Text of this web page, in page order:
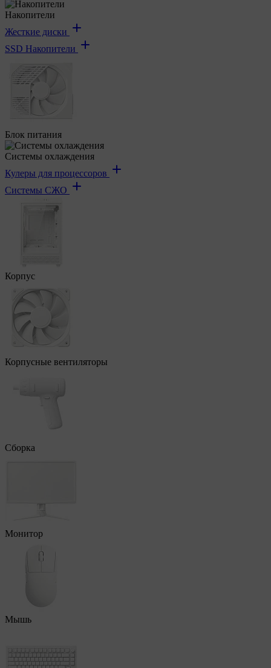
Накопители
Жесткие диски
SSD Накопители
Блок питания
Системы охлаждения
Кулеры для процессоров
Системы СЖО
Корпус
Корпусные вентиляторы
Сборка
Монитор
Мышь